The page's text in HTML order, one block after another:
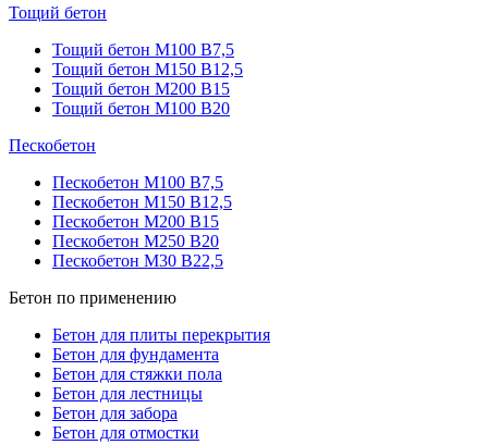
Тощий бетон
Тощий бетон М100 В7,5
Тощий бетон М150 В12,5
Тощий бетон М200 В15
Тощий бетон М100 В20
Пескобетон
Пескобетон М100 В7,5
Пескобетон М150 В12,5
Пескобетон М200 В15
Пескобетон М250 В20
Пескобетон М30 В22,5
Бетон по применению
Бетон для плиты перекрытия
Бетон для фундамента
Бетон для стяжки пола
Бетон для лестницы
Бетон для забора
Бетон для отмостки